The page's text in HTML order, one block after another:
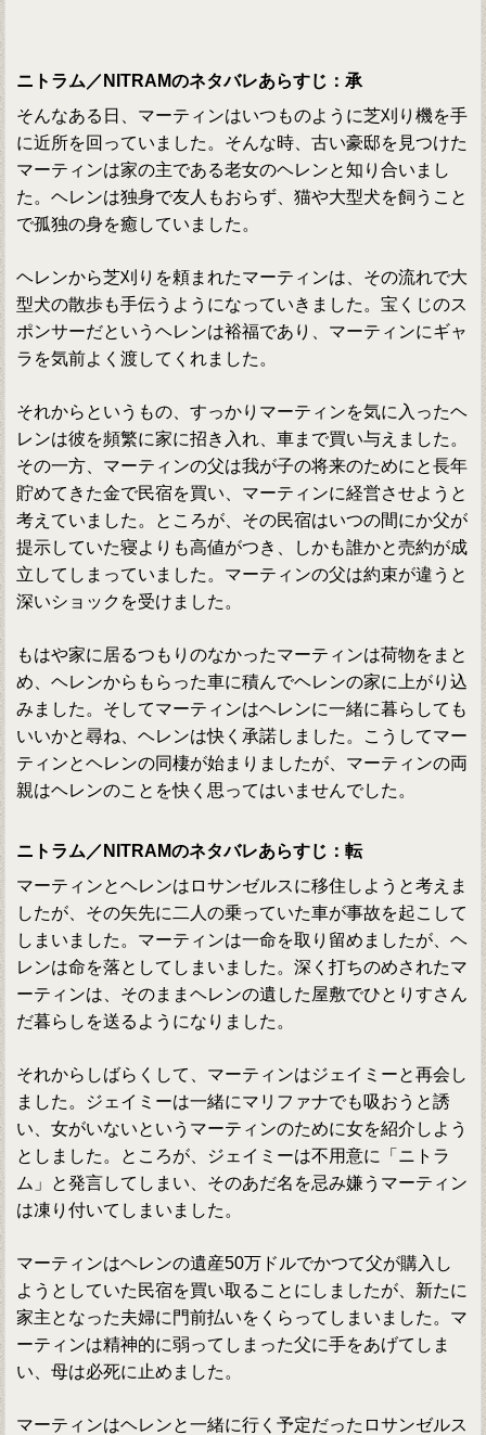
ニトラム／NITRAMのネタバレあらすじ：承
そんなある日、マーティンはいつものように芝刈り機を手
に近所を回っていました。そんな時、古い豪邸を見つけた
マーティンは家の主である老女のヘレンと知り合いまし
た。ヘレンは独身で友人もおらず、猫や大型犬を飼うこと
で孤独の身を癒していました。
ヘレンから芝刈りを頼まれたマーティンは、その流れで大
型犬の散歩も手伝うようになっていきました。宝くじのス
ポンサーだというヘレンは裕福であり、マーティンにギャ
ラを気前よく渡してくれました。
それからというもの、すっかりマーティンを気に入ったヘ
レンは彼を頻繁に家に招き入れ、車まで買い与えました。
その一方、マーティンの父は我が子の将来のためにと長年
貯めてきた金で民宿を買い、マーティンに経営させようと
考えていました。ところが、その民宿はいつの間にか父が
提示していた寝よりも高値がつき、しかも誰かと売約が成
立してしまっていました。マーティンの父は約束が違うと
深いショックを受けました。
もはや家に居るつもりのなかったマーティンは荷物をまと
め、ヘレンからもらった車に積んでヘレンの家に上がり込
みました。そしてマーティンはヘレンに一緒に暮らしても
いいかと尋ね、ヘレンは快く承諾しました。こうしてマー
ティンとヘレンの同棲が始まりましたが、マーティンの両
親はヘレンのことを快く思ってはいませんでした。
ニトラム／NITRAMのネタバレあらすじ：転
マーティンとヘレンはロサンゼルスに移住しようと考えま
したが、その矢先に二人の乗っていた車が事故を起こして
しまいました。マーティンは一命を取り留めましたが、ヘ
レンは命を落としてしまいました。深く打ちのめされたマ
ーティンは、そのままヘレンの遺した屋敷でひとりすさん
だ暮らしを送るようになりました。
それからしばらくして、マーティンはジェイミーと再会し
ました。ジェイミーは一緒にマリファナでも吸おうと誘
い、女がいないというマーティンのために女を紹介しよう
としました。ところが、ジェイミーは不用意に「ニトラ
ム」と発言してしまい、そのあだ名を忌み嫌うマーティン
は凍り付いてしまいました。
マーティンはヘレンの遺産50万ドルでかつて父が購入し
ようとしていた民宿を買い取ることにしましたが、新たに
家主となった夫婦に門前払いをくらってしまいました。マ
ーティンは精神的に弱ってしまった父に手をあげてしま
い、母は必死に止めました。
マーティンはヘレンと一緒に行く予定だったロサンゼルス